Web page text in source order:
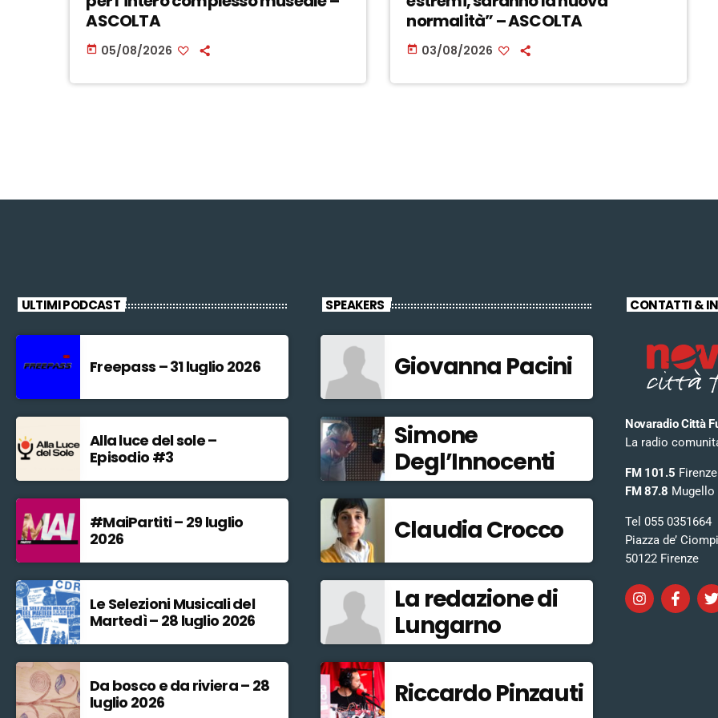
ASCOLTA
today 05/08/2026
normalità” – ASCOLTA
today 03/08/2026
ULTIMI PODCAST
Freepass – 31 luglio 2026
Alla luce del sole –
Episodio #3
#MaiPartiti – 29 luglio
2026
Le Selezioni Musicali del
Martedì – 28 luglio 2026
Da bosco e da riviera – 28
luglio 2026
SPEAKERS
Giovanna Pacini
Simone
Degl’Innocenti
Claudia Crocco
La redazione di
Lungarno
Riccardo Pinzauti
CONTATTI &
Novaradio Città
La radio
FM 101.5
FM 87.8 Mugello
Tel 055 0351664
Piazza de’
50122 Firenze